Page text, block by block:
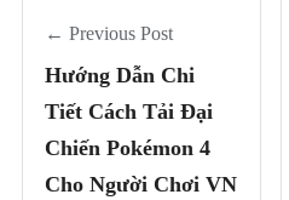
← Previous Post
Hướng Dẫn Chi
Tiết Cách Tải Đại
Chiến Pokémon 4
Cho Người Chơi VN